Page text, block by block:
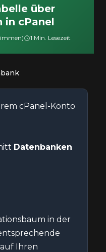
über
in cPanel
1 Min. Lesezeit
cPanel-Konto
Datenbanken
in der
Ihren